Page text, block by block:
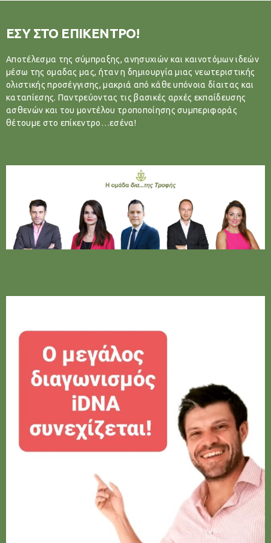
ΕΣΥ ΣΤΟ ΕΠΙΚΕΝΤΡΟ!
Αποτέλεσμα της σύμπραξης, ανησυχιών και καινοτόμων ιδεών
μέσω της ομαδας μας, ήταν η δημιουργία μιας νεωτεριστικής
ολιστικής προσέγγισης, μακριά από κάθε υπόνοια δίαιτας και
καταπίεσης. Παντρεύοντας τις βασικές αρχές εκπαίδευσης
ασθενών και του μοντέλου τροποποίησης συμπεριφοράς
θέτουμε στο επίκεντρο…εσένα!